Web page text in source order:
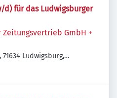
für das Ludwigsburger
Zeitungsvertrieb GmbH +
Ludwigsburg,